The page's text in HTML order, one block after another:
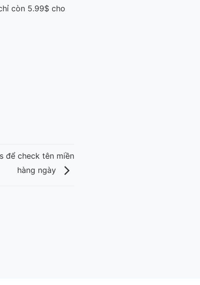
còn 5.99$ cho
để check tên miền
hàng ngày